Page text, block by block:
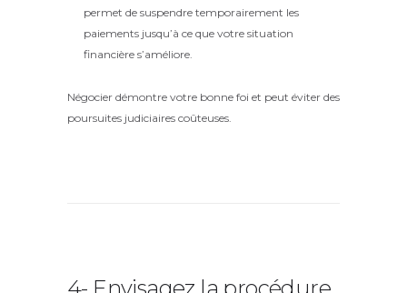
permet de suspendre temporairement les
paiements jusqu’à ce que votre situation
financière s’améliore.
Négocier démontre votre bonne foi et peut éviter des
poursuites judiciaires coûteuses.